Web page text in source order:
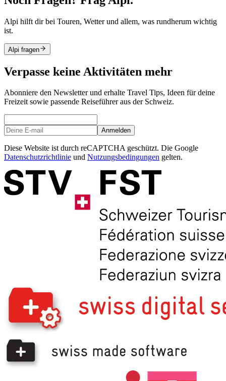
Alpi hilft dir bei Touren, Wetter und allem, was rundherum wichtig
ist.
Alpi fragen
Verpasse keine Aktivitäten mehr
Abonniere den Newsletter und erhalte Travel Tips, Ideen für deine
Freizeit sowie passende Reiseführer aus der Schweiz.
Anmelden
Diese Website ist durch reCAPTCHA geschützt. Die Google
Datenschutzrichtlinie und Nutzungsbedingungen gelten.